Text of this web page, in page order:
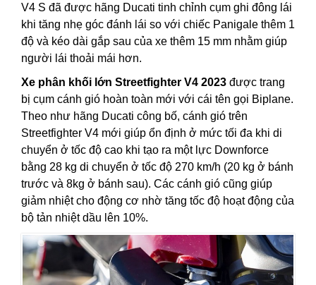
V4 S đã được hãng Ducati tinh chỉnh cụm ghi đông lái
khi tăng nhẹ góc đánh lái so với chiếc Panigale thêm 1
độ và kéo dài gắp sau của xe thêm 15 mm nhằm giúp
người lái thoải mái hơn.
Xe phân khối lớn Streetfighter V4 2023 được trang
bị cụm cánh gió hoàn toàn mới với cái tên gọi Biplane.
Theo như hãng Ducati công bố, cánh gió trên
Streetfighter V4 mới giúp ổn định ở mức tối đa khi di
chuyển ở tốc độ cao khi tạo ra một lực Downforce
bằng 28 kg di chuyển ở tốc độ 270 km/h (20 kg ở bánh
trước và 8kg ở bánh sau). Các cánh gió cũng giúp
giảm nhiệt cho động cơ nhờ tăng tốc độ hoạt động của
bộ tản nhiệt dầu lên 10%.